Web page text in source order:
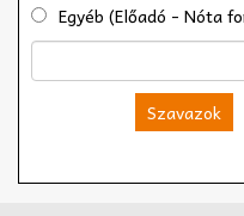
Egyéb (Előadó - Nóta
Szavazok